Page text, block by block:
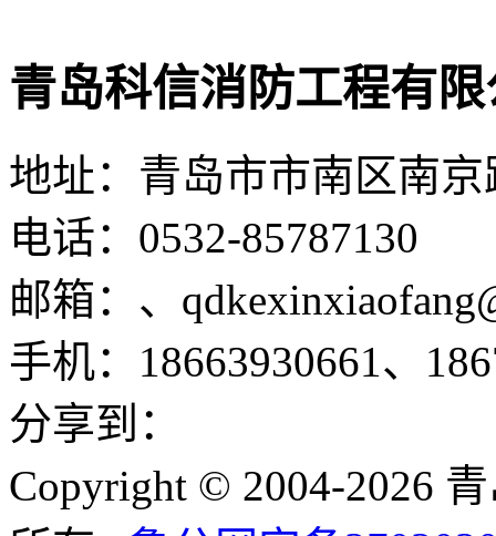
青岛科信消防工程有
地址：青岛市市南区南京
电话：0532-85787130
邮箱：、
手机：18663930661、
分享到：
Copyright © 2004-2026